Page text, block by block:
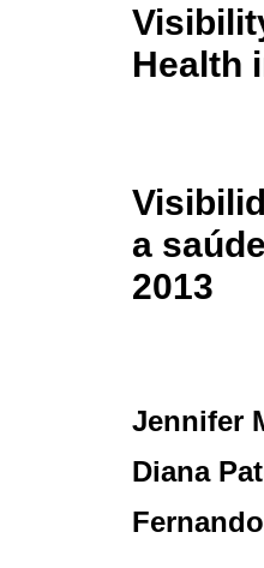
Health
a
2013
Jennifer
Diana